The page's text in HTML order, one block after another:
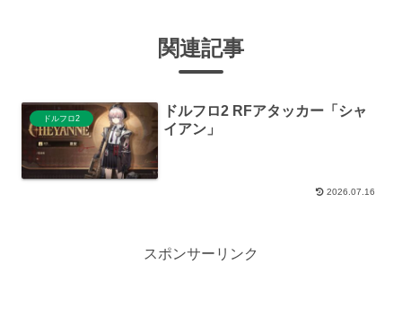
関連記事
ドルフロ2
ドルフロ2 RFアタッカー「シャ
イアン」
2026.07.16
スポンサーリンク